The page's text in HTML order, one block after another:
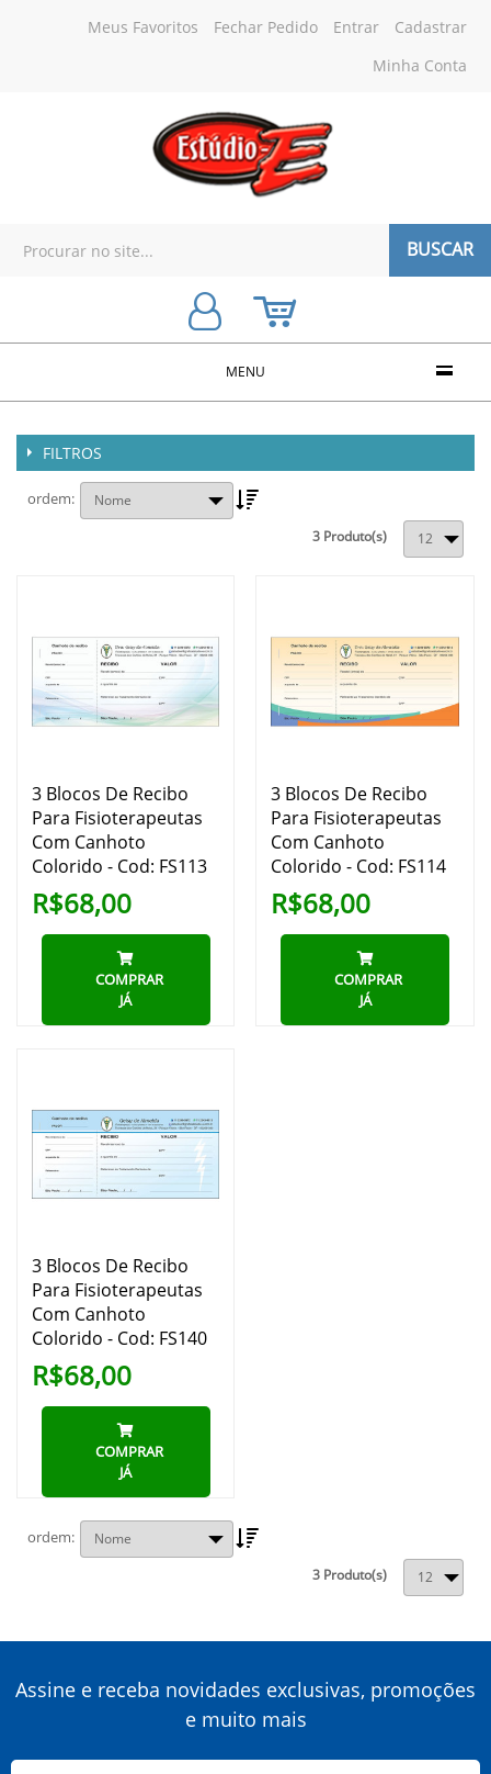
Cadastrar
Entrar
Fechar Pedido
Meus Favoritos
Minha Conta
BUSCAR
MENU
FILTROS
ordem
3 Produto(s)
3 Blocos De Recibo
Para Fisioterapeutas
Com Canhoto
Colorido - Cod: FS113
R$68,00
COMPRAR
JÁ
3 Blocos De Recibo
Para Fisioterapeutas
Com Canhoto
Colorido - Cod: FS114
R$68,00
COMPRAR
JÁ
3 Blocos De Recibo
Para Fisioterapeutas
Com Canhoto
Colorido - Cod: FS140
R$68,00
COMPRAR
JÁ
ordem
3 Produto(s)
Assine e receba novidades exclusivas, promoções
e muito mais